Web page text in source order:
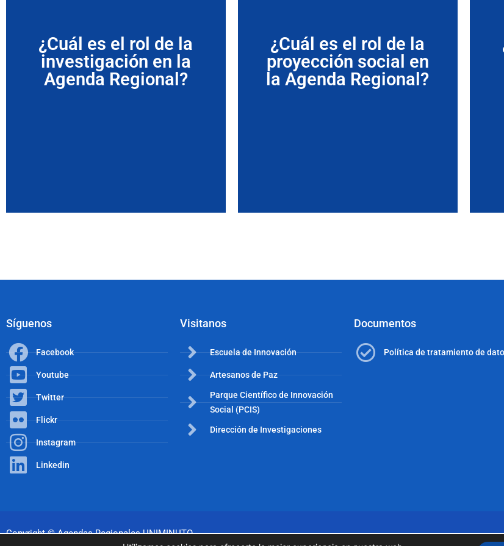
¿Cuál es el rol de la
investigación en la
Agenda Regional?
¿Cuál es el rol de la
proyección social en
la Agenda Regional?
Síguenos
Facebook
Youtube
Twitter
Flickr
Instagram
Linkedin
Visitanos
Escuela de Innovación
Artesanos de Paz
Parque Científico de Innovación
Social (PCIS)
Dirección de Investigaciones
Documentos
Política de tratamiento de
Copyright © Agendas Regionales UNIMINUTO